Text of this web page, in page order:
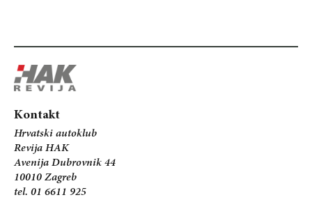
Kontakt
Hrvatski autoklub
Revija HAK
Avenija Dubrovnik 44
10010 Zagreb
tel. 01 6611 925